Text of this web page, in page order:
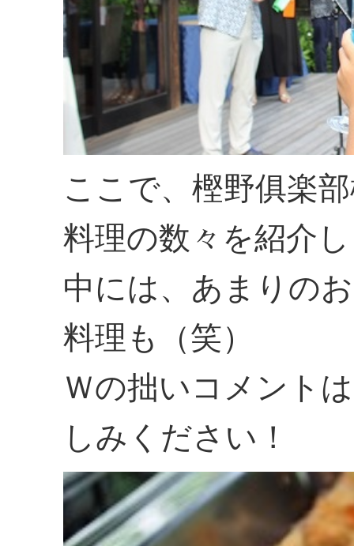
ここで、樫野俱楽
料理の数々を紹介
中には、あまりの
料理も（笑）
Ｗの拙いコメント
しみください！